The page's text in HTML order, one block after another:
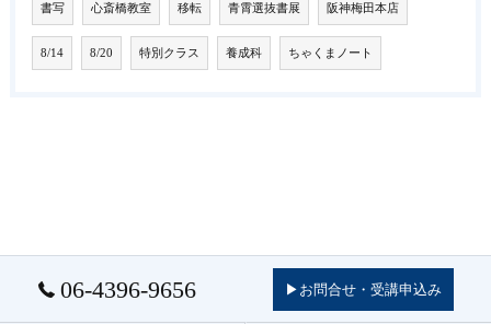
書写 心斎橋教室 移転 青霄選抜書展 阪神梅田本店
8/14 8/20 特別クラス 養成科 ちゃくまノート
06-4396-9656 ▶お問合せ・受講申込み